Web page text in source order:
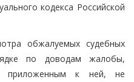
кодекса Российской
обжалуемых судебных
по доводам жалобы,
приложенным к ней, не